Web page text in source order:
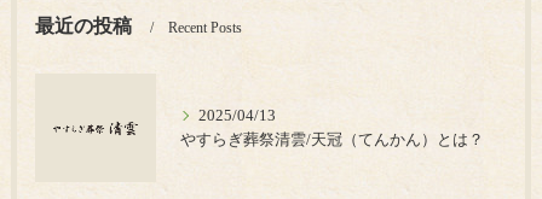
最近の投稿 Recent Posts
2025/04/13
やすらぎ葬祭清雲/天冠（てんかん）とは？